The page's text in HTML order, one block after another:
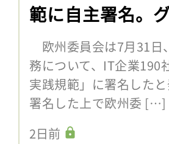
範に自主署名。
欧州委員会は7月31日
務について、IT企業190
実践規範」に署名した
署名した上で欧州委 […]
2日前